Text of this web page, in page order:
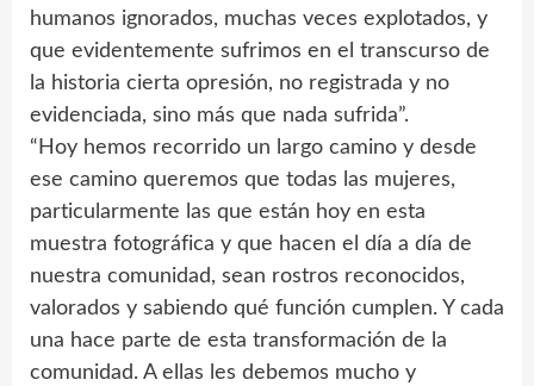
humanos ignorados, muchas veces explotados, y
que evidentemente sufrimos en el transcurso de
la historia cierta opresión, no registrada y no
evidenciada, sino más que nada sufrida”.
“Hoy hemos recorrido un largo camino y desde
ese camino queremos que todas las mujeres,
particularmente las que están hoy en esta
muestra fotográfica y que hacen el día a día de
nuestra comunidad, sean rostros reconocidos,
valorados y sabiendo qué función cumplen. Y cada
una hace parte de esta transformación de la
comunidad. A ellas les debemos mucho y